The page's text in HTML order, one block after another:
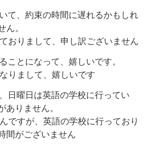
て、約束の時間に遅れるかもしれ
ん。
おりまして、申し訳ございません
ことになって、嬉しいです。
りまして、嬉しいです
日曜日は英語の学校に行ってい
ありません。
ですが、英語の学校に行っており
間がございません